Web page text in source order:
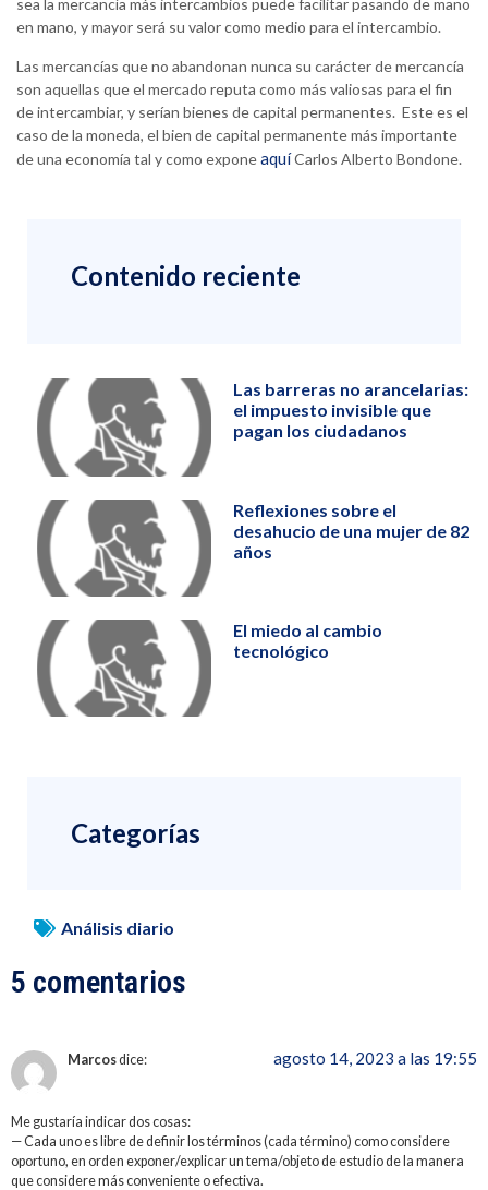
sea la mercancía más intercambios puede facilitar pasando de mano
en mano, y mayor será su valor como medio para el intercambio.
Las mercancías que no abandonan nunca su carácter de mercancía
son aquellas que el mercado reputa como más valiosas para el fin
de intercambiar, y serían bienes de capital permanentes. Este es el
caso de la moneda, el bien de capital permanente más importante
de una economía tal y como exponeaquíCarlos Alberto Bondone.
Contenido reciente
Las barreras no arancelarias:
el impuesto invisible que
pagan los ciudadanos
Reflexiones sobre el
desahucio de una mujer de 82
años
El miedo al cambio
tecnológico
Categorías
Análisis diario
5 comentarios
Marcosdice: agosto 14, 2023 a las 19:55
Me gustaría indicar dos cosas:
— Cada uno es libre de definir los términos (cada término) como considere
oportuno, en orden exponer/explicar un tema/objeto de estudio de la manera
que considere más conveniente o efectiva.